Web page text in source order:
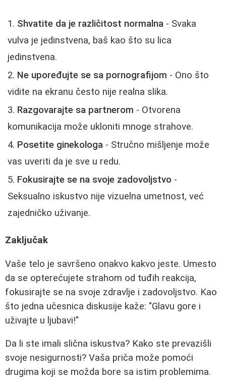
Shvatite da je različitost normalna - Svaka
vulva je jedinstvena, baš kao što su lica
jedinstvena.
Ne upoređujte se sa pornografijom - Ono što
vidite na ekranu često nije realna slika.
Razgovarajte sa partnerom - Otvorena
komunikacija može ukloniti mnoge strahove.
Posetite ginekologa - Stručno mišljenje može
vas uveriti da je sve u redu.
Fokusirajte se na svoje zadovoljstvo -
Seksualno iskustvo nije vizuelna umetnost, već
zajedničko uživanje.
Zaključak
Vaše telo je savršeno onakvo kakvo jeste. Umesto
da se opterećujete strahom od tuđih reakcija,
fokusirajte se na svoje zdravlje i zadovoljstvo. Kao
što jedna učesnica diskusije kaže: "Glavu gore i
uživajte u ljubavi!"
Da li ste imali slična iskustva? Kako ste prevazišli
svoje nesigurnosti? Vaša priča može pomoći
drugima koji se možda bore sa istim problemima.